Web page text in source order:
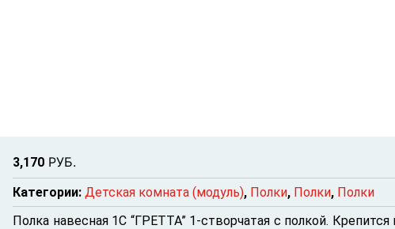
3,170 РУБ.
Категории: Детская комната (модуль), Полки, Полки, Полки
Полка навесная 1С “ГРЕТТА” 1-створчатая с полкой.